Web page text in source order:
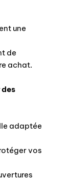
une
de
achat.
adaptée
vos